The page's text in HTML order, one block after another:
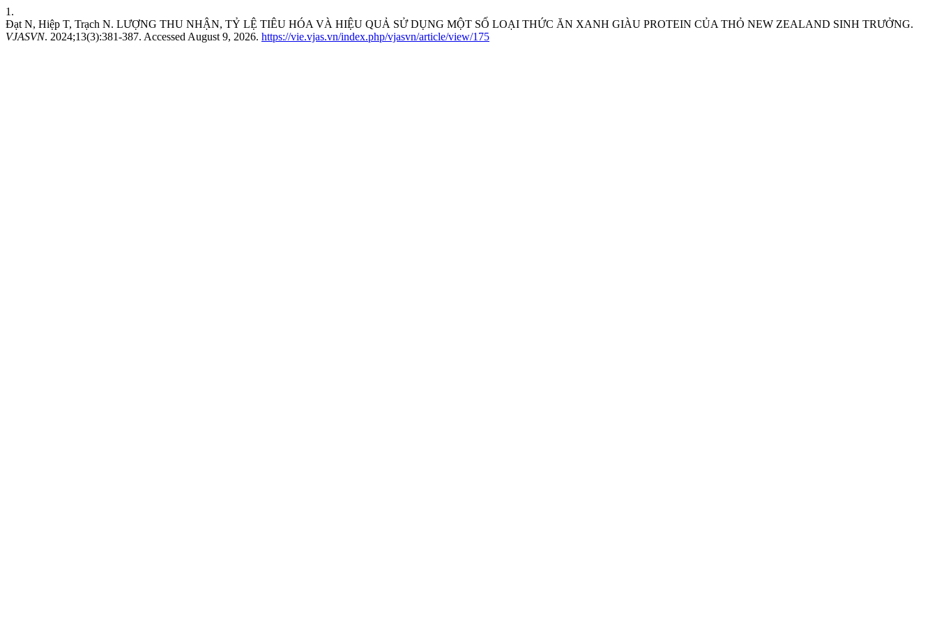
1.
Đạt N, Hiệp T, Trạch N. LƯỢNG THU NHẬN, TỶ LỆ TIÊU HÓA VÀ HIỆU QUẢ SỬ DỤNG MỘT SỐ LOẠI THỨC ĂN XANH GIÀU PROTEIN CỦA THỎ NEW ZEALAND SINH TRƯỞNG.
VJASVN. 2024;13(3):381-387. Accessed August 9, 2026. https://vie.vjas.vn/index.php/vjasvn/article/view/175